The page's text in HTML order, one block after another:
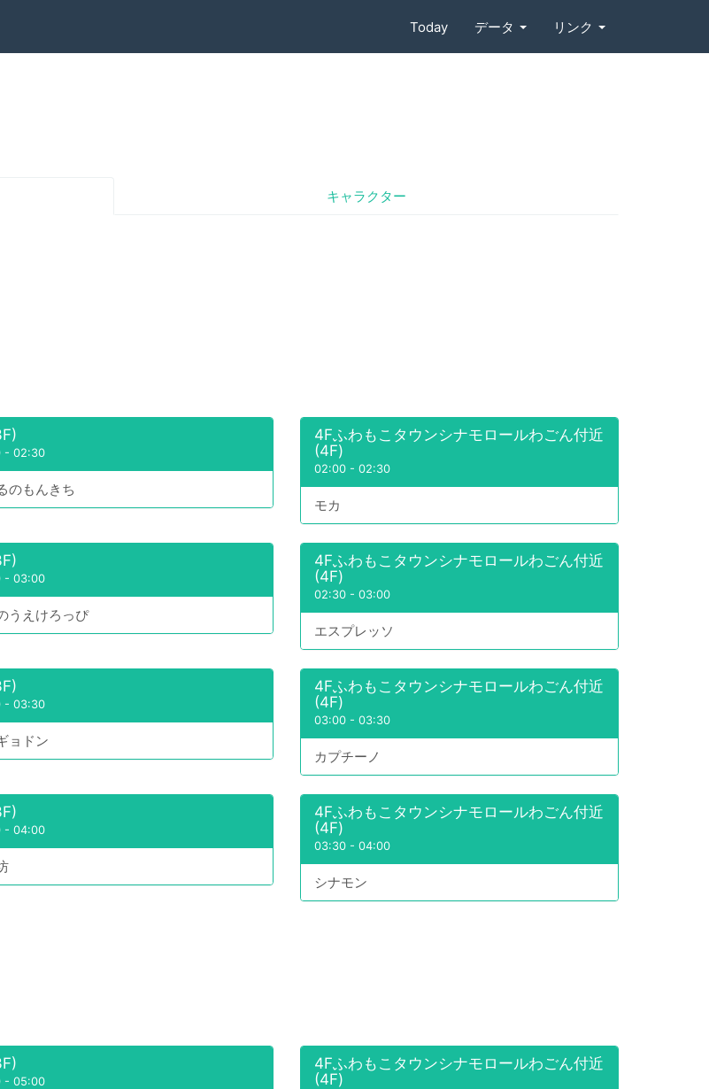
Today データ リンク
キャラクター
- 02:30
のもんきち
4Fふわもこタウンシナモロールわごん付近
(4F)
02:00- 02:30
モカ
- 03:00
うえけろっぴ
4Fふわもこタウンシナモロールわごん付近
(4F)
02:30- 03:00
エスプレッソ
- 03:30
ョドン
4Fふわもこタウンシナモロールわごん付近
(4F)
03:00- 03:30
カプチーノ
- 04:00
4Fふわもこタウンシナモロールわごん付近
(4F)
03:30- 04:00
シナモン
- 05:00
4Fふわもこタウンシナモロールわごん付近
(4F)